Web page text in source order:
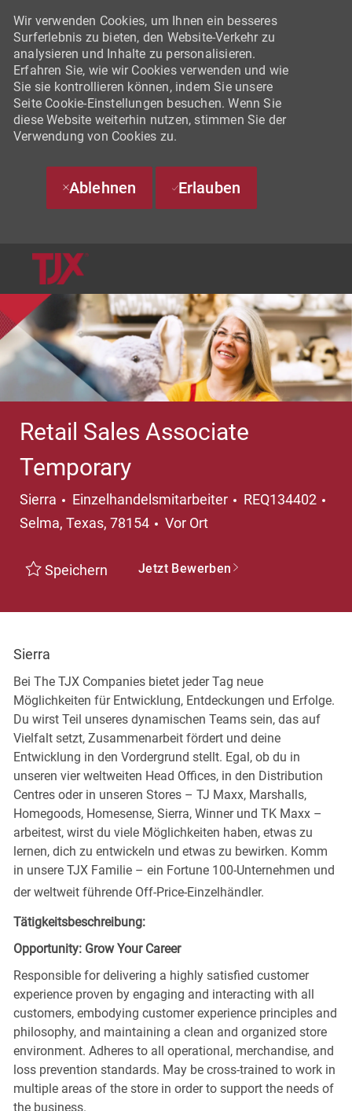
Wir verwenden Cookies, um Ihnen ein besseres
Surferlebnis zu bieten, den Website-Verkehr zu
analysieren und Inhalte zu personalisieren.
Erfahren Sie, wie wir Cookies verwenden und wie
Sie sie kontrollieren können, indem Sie unsere
Seite Cookie-Einstellungen besuchen. Wenn Sie
diese Website weiterhin nutzen, stimmen Sie der
Verwendung von Cookies zu.
Ablehnen Erlauben
Retail Sales Associate
Temporary
Sierra Kategorie
Einzelhandelsmitarbeiter REQ134402
Selma, Texas, 78154
Vor Ort
Speichern Jetzt Bewerben
Sierra
Bei The TJX Companies bietet jeder Tag neue
Möglichkeiten für Entwicklung, Entdeckungen und Erfolge.
Du wirst Teil unseres dynamischen Teams sein, das auf
Vielfalt setzt, Zusammenarbeit fördert und deine
Entwicklung in den Vordergrund stellt. Egal, ob du in
unseren vier weltweiten Head Offices, in den Distribution
Centres oder in unseren Stores – TJ Maxx, Marshalls,
Homegoods, Homesense, Sierra, Winner und TK Maxx –
arbeitest, wirst du viele Möglichkeiten haben, etwas zu
lernen, dich zu entwickeln und etwas zu bewirken. Komm
in unsere TJX Familie – ein Fortune 100-Unternehmen und
der weltweit führende Off-Price-Einzelhändler.
Tätigkeitsbeschreibung:
Opportunity: Grow Your Career
Responsible for delivering a highly satisfied customer
experience proven by engaging and interacting with all
customers, embodying customer experience principles and
philosophy, and maintaining a clean and organized store
environment. Adheres to all operational, merchandise, and
loss prevention standards. May be cross-trained to work in
multiple areas of the store in order to support the needs of
the business.